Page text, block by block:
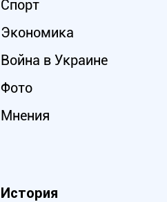
Спорт
Экономика
Война в Украине
Фото
Мнения
История